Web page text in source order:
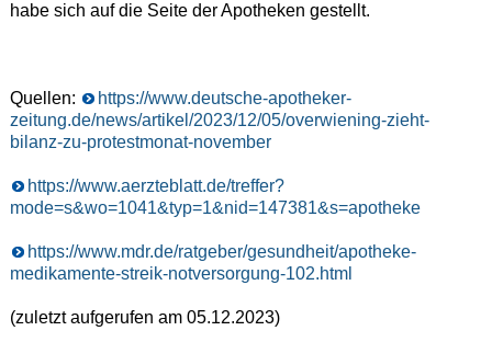
habe sich auf die Seite der Apotheken gestellt.
Quellen:
https://www.deutsche-apotheker-
zeitung.de/news/artikel/2023/12/05/overwiening-zieht-
bilanz-zu-protestmonat-november
https://www.aerzteblatt.de/treffer?
mode=s&wo=1041&typ=1&nid=147381&s=apotheke
https://www.mdr.de/ratgeber/gesundheit/apotheke-
medikamente-streik-notversorgung-102.html
(zuletzt aufgerufen am 05.12.2023)